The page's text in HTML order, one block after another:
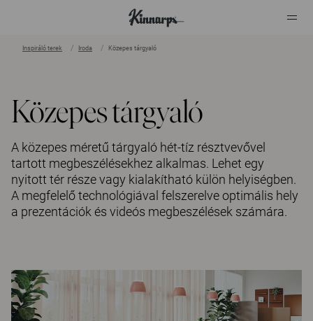
Inspiráló terek Iroda Közepes tárgyaló
Közepes tárgyaló
A közepes méretű tárgyaló hét-tíz résztvevővel
tartott megbeszélésekhez alkalmas. Lehet egy
nyitott tér része vagy kialakítható külön helyiségben.
A megfelelő technológiával felszerelve optimális hely
a prezentációk és videós megbeszélések számára.